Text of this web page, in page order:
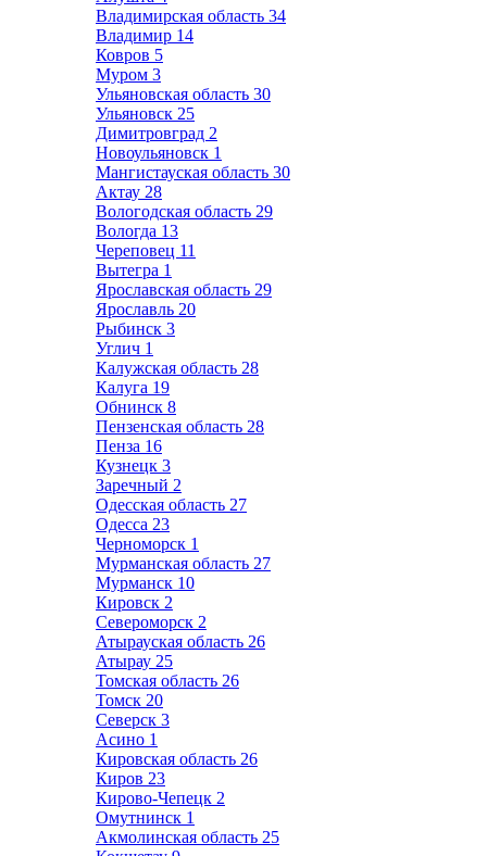
Владимирская область 34
Владимир 14
Ковров 5
Муром 3
Ульяновская область 30
Ульяновск 25
Димитровград 2
Новоульяновск 1
Мангистауская область 30
Актау 28
Вологодская область 29
Вологда 13
Череповец 11
Вытегра 1
Ярославская область 29
Ярославль 20
Рыбинск 3
Углич 1
Калужская область 28
Калуга 19
Обнинск 8
Пензенская область 28
Пенза 16
Кузнецк 3
Заречный 2
Одесская область 27
Одесса 23
Черноморск 1
Мурманская область 27
Мурманск 10
Кировск 2
Североморск 2
Атырауская область 26
Атырау 25
Томская область 26
Томск 20
Северск 3
Асино 1
Кировская область 26
Киров 23
Кирово-Чепецк 2
Омутнинск 1
Акмолинская область 25